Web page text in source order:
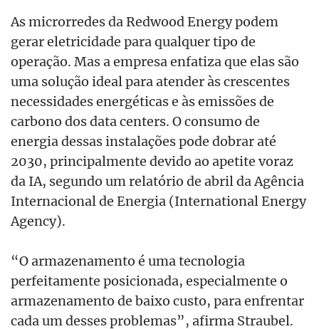
As microrredes da Redwood Energy podem
gerar eletricidade para qualquer tipo de
operação. Mas a empresa enfatiza que elas são
uma solução ideal para atender às crescentes
necessidades energéticas e às emissões de
carbono dos data centers. O consumo de
energia dessas instalações pode dobrar até
2030, principalmente devido ao apetite voraz
da IA, segundo um relatório de abril da Agência
Internacional de Energia (International Energy
Agency).
“O armazenamento é uma tecnologia
perfeitamente posicionada, especialmente o
armazenamento de baixo custo, para enfrentar
cada um desses problemas”, afirma Straubel.